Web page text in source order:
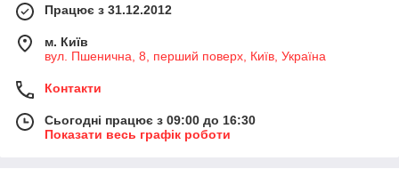
Працює з 31.12.2012
м. Київ
вул. Пшенична, 8, перший поверх, Київ, Україна
Контакти
Сьогодні працює з 09:00 до 16:30
Показати весь графік роботи